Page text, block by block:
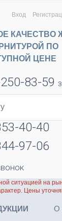
Вход
КАЧЕСТВО
ПО
ЦЕНЕ
83-59
40-40
97-06
ситуацией на
Цены
О